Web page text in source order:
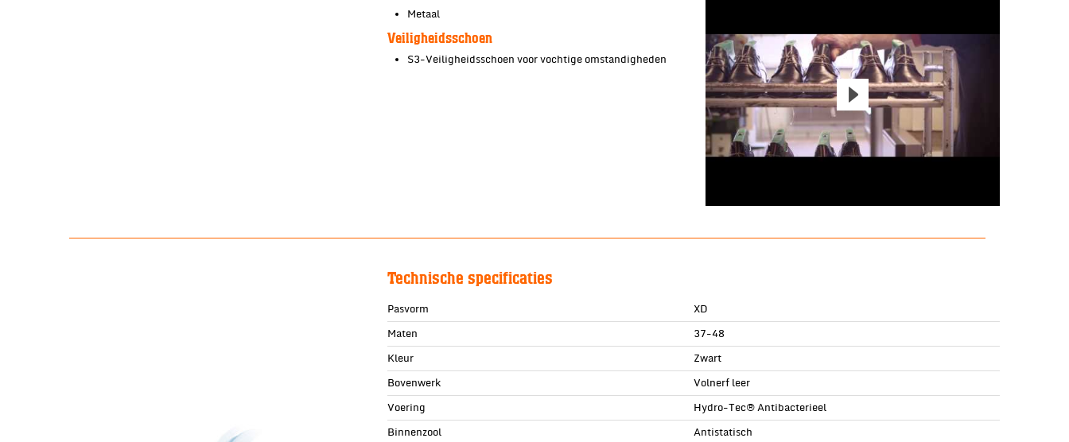
Metaal
Veiligheidsschoen
S3-Veiligheidsschoen voor vochtige omstandigheden
Technische specificaties
Pasvorm
XD
Maten
37-48
Kleur
Zwart
Bovenwerk
Volnerf leer
Voering
Hydro-Tec® Antibacterieel
Binnenzool
Antistatisch